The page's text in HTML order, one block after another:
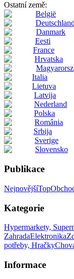
Ostatní země:
België
Danmark
Eesti
France
Hrvatska
Italia
Lietuva
Latvija
Nederland
Polska
România
Srbija
Sverige
Slovensko
Publikace
NejnovějšíTop
Kategorie
Hypermarkety,
ZahradaElektronika
potřeby, Hračky
Informace